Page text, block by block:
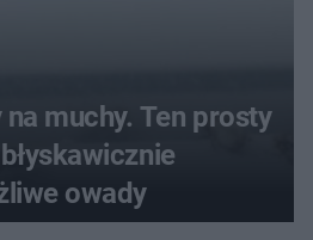
muchy. Ten prosty
owady